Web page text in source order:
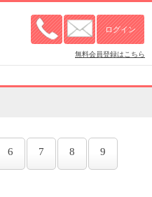
無料会員登録はこちら
6 7 8 9